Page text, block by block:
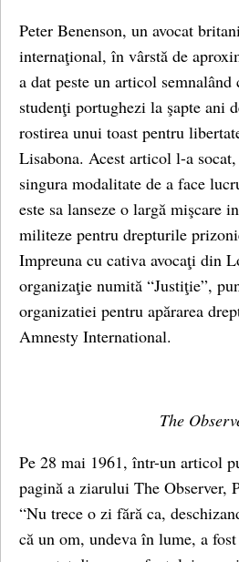
Peter Benenson, un avocat
internaţional, în vârstă de
a dat peste un articol semnalând
studenţi portughezi la şapte ani
rostirea unui toast pentru
Lisabona. Acest articol l-a
singura modalitate de a face
este sa lanseze o largă mişcare
militeze pentru drepturile
Impreuna cu cativa avocaţi din
organizaţie numită “Justiţie”,
organizatiei pentru apărarea
Amnesty International.
The
Pe 28 mai 1961, într-un articol
pagină a ziarului The Observer,
“Nu trece o zi fără ca,
că un om, undeva în lume, a